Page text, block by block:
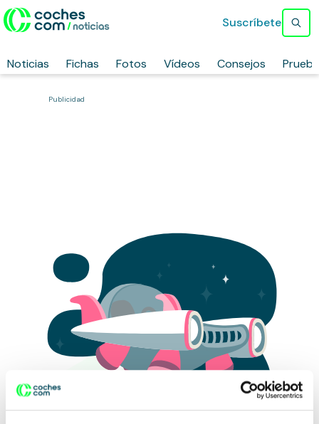
Noticias Fichas Fotos Vídeos Consejos
Suscríbete
Publicidad